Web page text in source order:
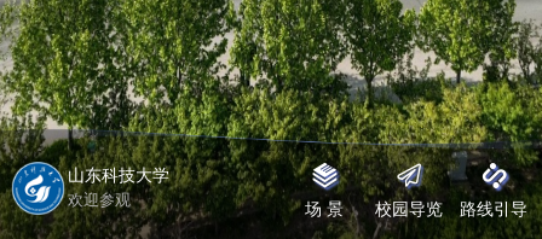
山东科技大学
欢迎参观
场 景 校园导览 路线引导